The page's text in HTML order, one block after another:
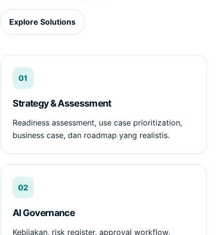
Explore Solutions
01
Strategy & Assessment
Readiness assessment, use case prioritization,
business case, dan roadmap yang realistis.
02
AI Governance
Kebijakan, risk register, approval workflow,